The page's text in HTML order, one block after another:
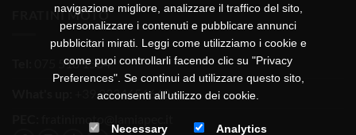
FRATINI MOTO
075 518 1504
+39 3334656649
navigazione migliore, analizzare il traffico del sito,
personalizzare i contenuti e pubblicare annunci
pubblicitari mirati. Leggi come utilizziamo i cookie e
come puoi controllarli facendo clic su "Privacy
Preferences". Se continui ad utilizzare questo sito,
acconsenti all'utilizzo dei cookie.
Necessary Analytics